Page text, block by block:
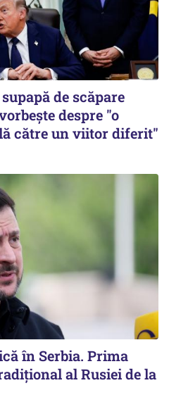
de scăpare
despre "o
către un viitor diferit"
în Serbia. Prima
al Rusiei de la